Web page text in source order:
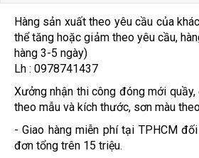
Hàng sản xuất theo yêu cầu của
thể tăng hoặc giảm theo yêu cầu,
hàng 3-5 ngày)
Lh : 0978741437
Xưởng nhận thi công đóng mới quầy,
theo mẫu và kích thước, sơn màu
- Giao hàng miễn phí tại TPHCM
đơn tổng trên 15 triệu.